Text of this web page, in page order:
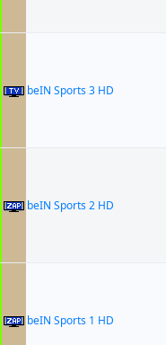
beIN Sports 3 HD
beIN Sports 2 HD
beIN Sports 1 HD